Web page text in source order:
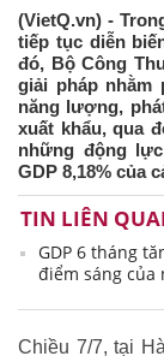
(VietQ.vn) -
tiếp tục diễn
đó, Bộ Công
giải pháp nhằm
năng lượng,
xuất khẩu, qua
những động
GDP 8,18% của
TIN LIÊN
GDP 6 tháng
điểm sáng của
Chiều 7/7, tại